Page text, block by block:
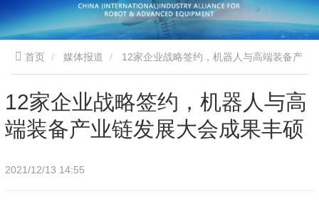
首页 媒体报道
业链发展大会成果丰硕
12家企业战略签约，机器人与高
端装备产业链发展大会成果丰硕
2021/12/13 14:55